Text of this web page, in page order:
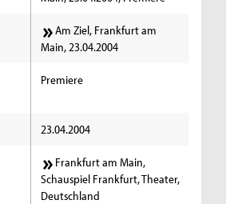
Am Ziel, Frankfurt am
Main, 23.04.2004
Premiere
23.04.2004
Frankfurt am Main,
Schauspiel Frankfurt, Theater,
Deutschland